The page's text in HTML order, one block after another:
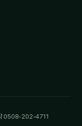
0508-202-4711